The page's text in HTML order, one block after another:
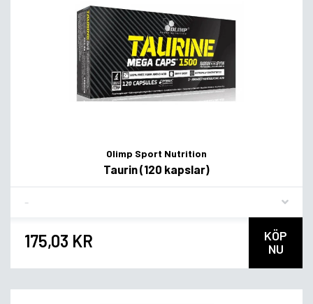
Olimp Sport Nutrition
Taurin (120 kapslar)
175,03 KR
KÖP
NU